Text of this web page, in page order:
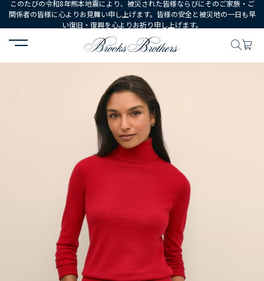
このたびの令和8年熊本地震により、被災された皆様ならびにそのご家族・ご
関係者の皆様に心よりお見舞い申し上げます。皆様の安全と被災地の一日も早
い復旧・復興を心よりお祈り申し上げます。
HOME ウェア トップス セーター メリノウール